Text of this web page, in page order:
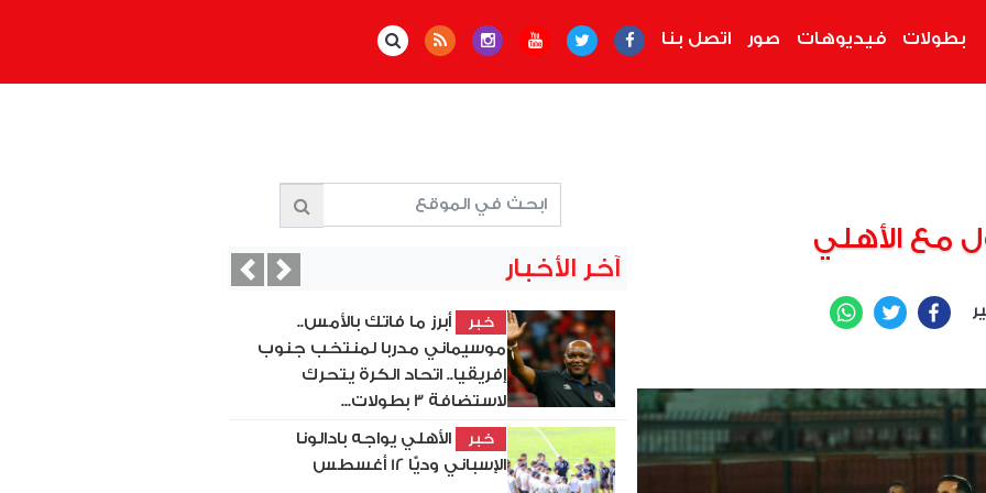
بطولات فيديوهات صور اتصل بنا
مع الأهلي
Facebook
Twitter
آخر الأخبار
خبر
أبرز ما فاتك بالأمس..
موسيماني مدربا لمنتخب جنوب
إفريقيا.. اتحاد الكرة يتحرك
لاستضافة 3 بطولات...
خبر
الأهلي يواجه بادالونا
الإسباني وديًّا 12 أغسطس
PreviousNext